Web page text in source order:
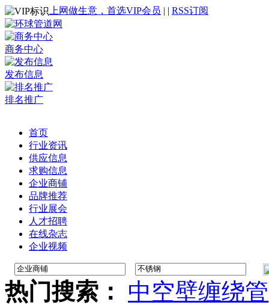
上网做生意，首选VIP会员 | | RSS订阅
商务中心
发布信息
排名推广
首页
行业资讯
供应信息
求购信息
企业商铺
品牌推荐
行业展会
人才招聘
在线杂志
企业视频
热门搜索：
中空壁缠绕管